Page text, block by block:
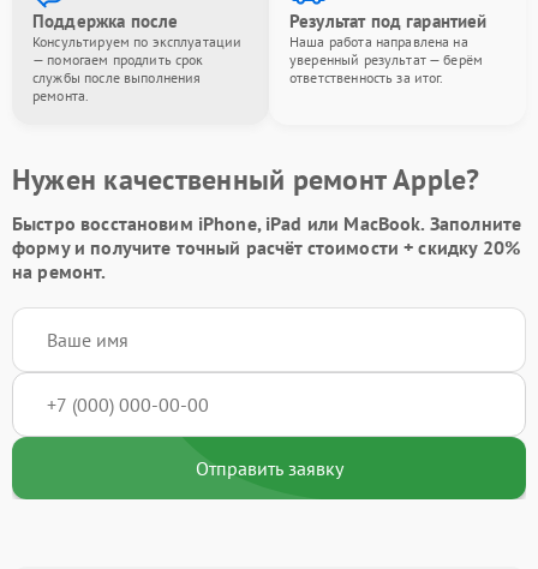
Поддержка после
Консультируем по эксплуатации
— помогаем продлить срок
службы после выполнения
ремонта.
Результат под гарантией
Наша работа направлена на
уверенный результат — берём
ответственность за итог.
Нужен качественный ремонт Apple?
Быстро восстановим iPhone, iPad или MacBook. Заполните
формуи получите точный расчёт стоимости +скидку 20%
на ремонт.
Отправить заявку